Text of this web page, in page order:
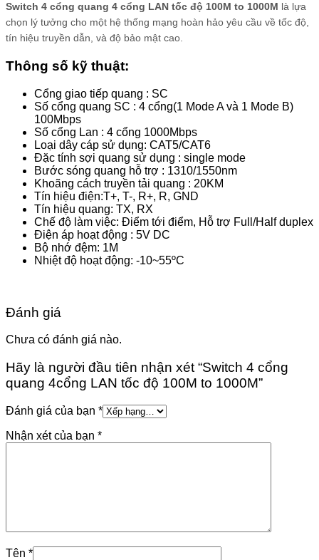
Switch 4 cổng quang 4 cổng LAN tốc độ 100M to 1000M là lựa
chọn lý tưởng cho một hệ thống mạng hoàn hảo yêu cầu về tốc độ,
tín hiệu truyền dẫn, và độ bảo mật cao.
Thông số kỹ thuật:
Cổng giao tiếp quang : SC
Số cổng quang SC : 4 cổng(1 Mode A và 1 Mode B)
100Mbps
Số cổng Lan : 4 cổng 1000Mbps
Loại dây cáp sử dụng: CAT5/CAT6
Đặc tính sợi quang sử dụng : single mode
Bước sóng quang hỗ trợ : 1310/1550nm
Khoãng cách truyền tải quang : 20KM
Tín hiệu điện:T+, T-, R+, R, GND
Tín hiệu quang: TX, RX
Chế độ làm việc: Điểm tới điểm, Hỗ trợ Full/Half duplex
Điện áp hoạt động : 5V DC
Bộ nhớ đệm: 1M
Nhiệt độ hoạt động: -10~55ºC
Đánh giá
Chưa có đánh giá nào.
Hãy là người đầu tiên nhận xét “Switch 4 cổng
quang 4cổng LAN tốc độ 100M to 1000M”
Đánh giá của bạn *
Nhận xét của bạn *
Tên *